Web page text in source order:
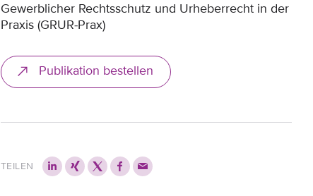
Gewerblicher Rechtsschutz und Urheberrecht in der
Praxis (GRUR-Prax)
Publikation bestellen
TEILEN